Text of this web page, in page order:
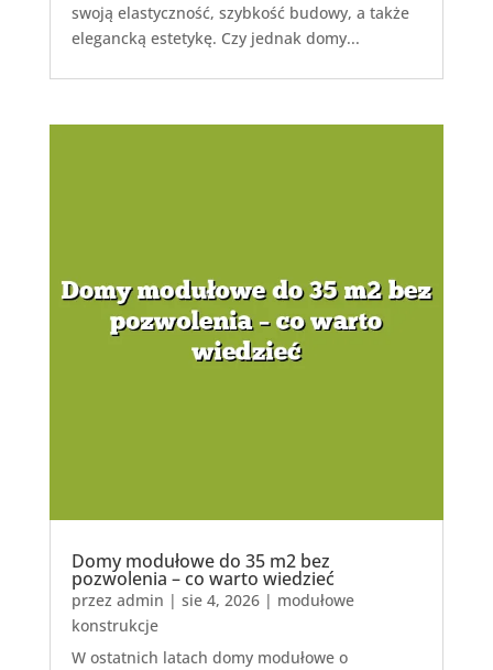
swoją elastyczność, szybkość budowy, a także
elegancką estetykę. Czy jednak domy...
Domy modułowe do 35 m2 bez
pozwolenia – co warto wiedzieć
przez admin | sie 4, 2026| modułowe
konstrukcje
W ostatnich latach domy modułowe o